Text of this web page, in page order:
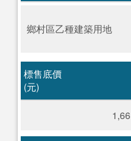
鄉村區乙種建築用地
標售底價
(元)